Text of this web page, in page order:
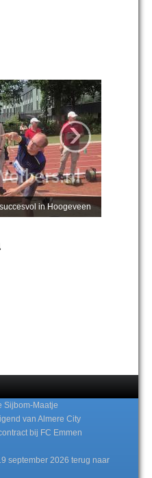
in Hoogeveen
›
Sijbom-Maatje
van Almere City
bij FC Emmen
september 2026 terug naar